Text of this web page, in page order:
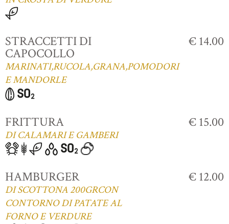
STRACCETTI DI
CAPOCOLLO
MARINATI,RUCOLA,GRANA,POMODORI
E MANDORLE
€ 14.00
FRITTURA
DI CALAMARI E GAMBERI
€ 15.00
HAMBURGER
DI SCOTTONA 200GRCON
CONTORNO DI PATATE AL
FORNO E VERDURE
€ 12.00